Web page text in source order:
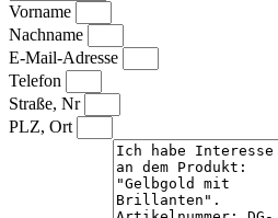
Vorname
Nachname
E-Mail-Adresse
Telefon
Straße, Nr
PLZ, Ort